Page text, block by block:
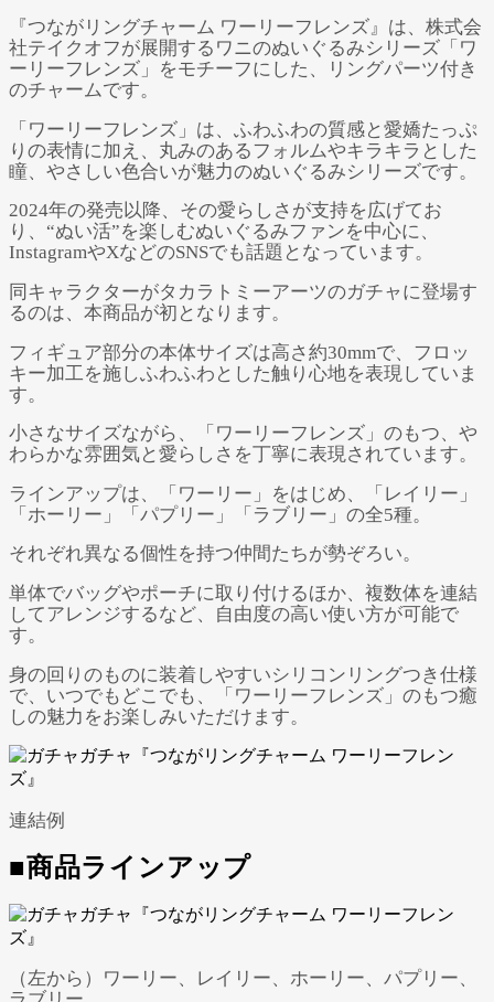
『つながリングチャーム ワーリーフレンズ』は、株式会
社テイクオフが展開するワニのぬいぐるみシリーズ「ワ
ーリーフレンズ」をモチーフにした、リングパーツ付き
のチャームです。
「ワーリーフレンズ」は、ふわふわの質感と愛嬌たっぷ
りの表情に加え、丸みのあるフォルムやキラキラとした
瞳、やさしい色合いが魅力のぬいぐるみシリーズです。
2024年の発売以降、その愛らしさが支持を広げてお
り、“ぬい活”を楽しむぬいぐるみファンを中心に、
InstagramやXなどのSNSでも話題となっています。
同キャラクターがタカラトミーアーツのガチャに登場す
るのは、本商品が初となります。
フィギュア部分の本体サイズは高さ約30mmで、フロッ
キー加工を施しふわふわとした触り心地を表現していま
す。
小さなサイズながら、「ワーリーフレンズ」のもつ、や
わらかな雰囲気と愛らしさを丁寧に表現されています。
ラインアップは、「ワーリー」をはじめ、「レイリー」
「ホーリー」「パプリー」「ラブリー」の全5種。
それぞれ異なる個性を持つ仲間たちが勢ぞろい。
単体でバッグやポーチに取り付けるほか、複数体を連結
してアレンジするなど、自由度の高い使い方が可能で
す。
身の回りのものに装着しやすいシリコンリングつき仕様
で、いつでもどこでも、「ワーリーフレンズ」のもつ癒
しの魅力をお楽しみいただけます。
連結例
■商品ラインアップ
（左から）ワーリー、レイリー、ホーリー、パプリー、